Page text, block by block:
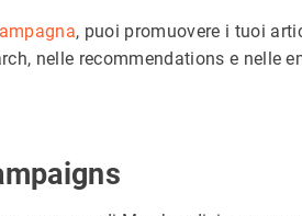
, puoi promuovere i tuoi
nelle recommendations e nelle